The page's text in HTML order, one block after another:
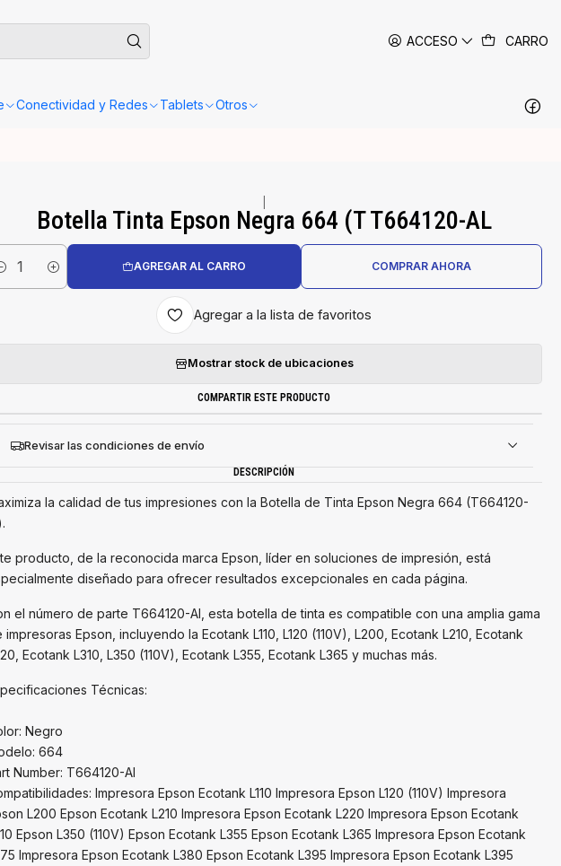
ACCESO CARRO
Conectividad y Redes Tablets Otros
se gestionará dentro de las siguientes 24-48 horas hábiles en Santiago.
Botella Tinta Epson Negra 664 (T T664120-AL
AGREGAR AL CARRO COMPRAR AHORA
Agregar a la lista de favoritos
Mostrar stock de ubicaciones
COMPARTIR ESTE PRODUCTO
Revisar las condiciones de envío
DESCRIPCIÓN
la calidad de tus impresiones con la Botella de Tinta Epson Negra 664 (T664120-
producto, de la reconocida marca Epson, líder en soluciones de impresión, está
diseñado para ofrecer resultados excepcionales en cada página.
el número de parte T664120-Al, esta botella de tinta es compatible con una amplia gama
impresoras Epson, incluyendo la Ecotank L110, L120 (110V), L200, Ecotank L210, Ecotank
Ecotank L310, L350 (110V), Ecotank L355, Ecotank L365 y muchas más.
Técnicas:
Negro
664
Number: T664120-Al
Impresora Epson Ecotank L110 Impresora Epson L120 (110V) Impresora
L200 Epson Ecotank L210 Impresora Epson Ecotank L220 Impresora Epson Ecotank
Epson L350 (110V) Epson Ecotank L355 Epson Ecotank L365 Impresora Epson Ecotank
Impresora Epson Ecotank L380 Epson Ecotank L395 Impresora Epson Ecotank L395